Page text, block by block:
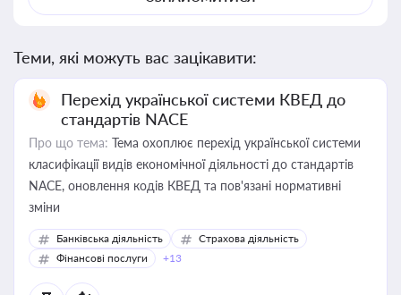
Теми, які можуть вас зацікавити:
Перехід української системи КВЕД до
стандартів NACE
Про що тема: Тема охоплює перехід української системи
класифікації видів економічної діяльності до стандартів
NACE, оновлення кодів КВЕД та пов'язані нормативні
зміни
Банківська діяльність
Страхова діяльність
Фінансові послуги
+13